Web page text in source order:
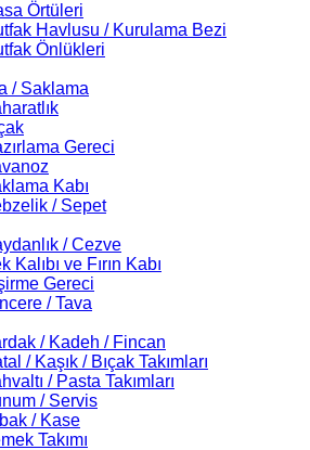
Örtüleri
Havlusu / Kurulama Bezi
Önlükleri
/ Saklama
Gereci
Kabı
/ Sepet
/ Cezve
Kalıbı ve Fırın Kabı
Gereci
/ Tava
/ Kadeh / Fincan
/ Kaşık / Bıçak Takımları
/ Pasta Takımları
/ Servis
/ Kase
Takımı